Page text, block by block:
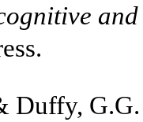
Duffy,